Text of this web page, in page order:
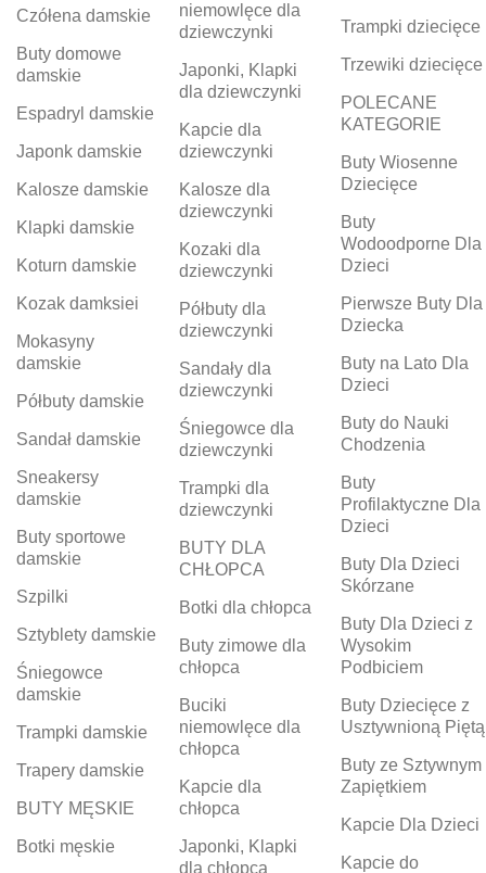
Czółena damskie
Buty domowe
damskie
Espadryl damskie
Japonk damskie
Kalosze damskie
Klapki damskie
Koturn damskie
Kozak damksiei
Mokasyny
damskie
Półbuty damskie
Sandał damskie
Sneakersy
damskie
Buty sportowe
damskie
Szpilki
Sztyblety damskie
Śniegowce
damskie
Trampki damskie
Trapery damskie
BUTY MĘSKIE
Botki męskie
niemowlęce dla
dziewczynki
Japonki, Klapki
dla dziewczynki
Kapcie dla
dziewczynki
Kalosze dla
dziewczynki
Kozaki dla
dziewczynki
Półbuty dla
dziewczynki
Sandały dla
dziewczynki
Śniegowce dla
dziewczynki
Trampki dla
dziewczynki
BUTY DLA
CHŁOPCA
Botki dla chłopca
Buty zimowe dla
chłopca
Buciki
niemowlęce dla
chłopca
Kapcie dla
chłopca
Japonki, Klapki
dla chłopca
Trampki dziecięce
Trzewiki dziecięce
POLECANE
KATEGORIE
Buty Wiosenne
Dziecięce
Buty
Wodoodporne Dla
Dzieci
Pierwsze Buty Dla
Dziecka
Buty na Lato Dla
Dzieci
Buty do Nauki
Chodzenia
Buty
Profilaktyczne Dla
Dzieci
Buty Dla Dzieci
Skórzane
Buty Dla Dzieci z
Wysokim
Podbiciem
Buty Dziecięce z
Usztywnioną Piętą
Buty ze Sztywnym
Zapiętkiem
Kapcie Dla Dzieci
Kapcie do